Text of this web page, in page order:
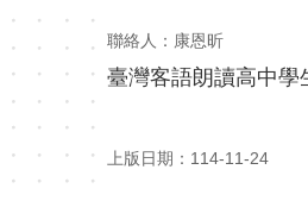
聯絡人：康恩昕
臺灣客語朗讀高中學
上版日期：114-11-24